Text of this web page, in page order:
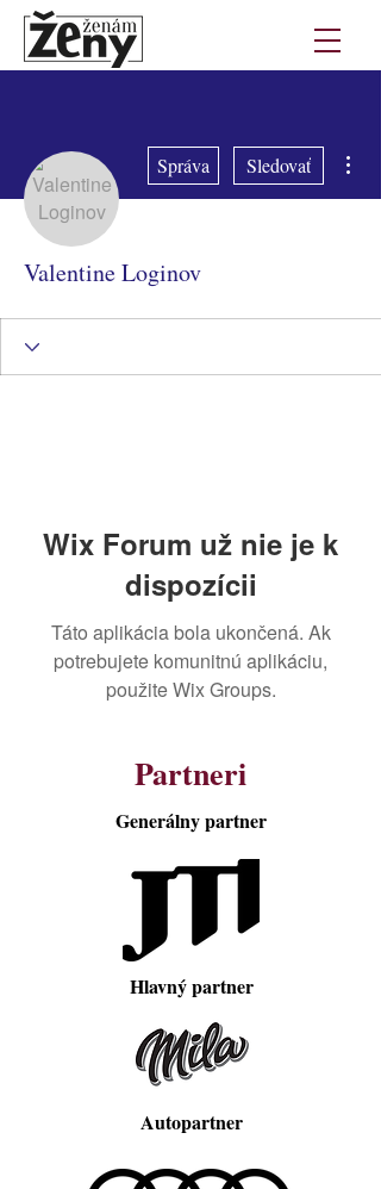
Správa Sledovať
Valentine Loginov
Wix Forum už nie je k
dispozícii
Táto aplikácia bola ukončená. Ak
potrebujete komunitnú aplikáciu,
použite Wix Groups.
Partneri
Generálny partner
Hlavný partner
Autopartner